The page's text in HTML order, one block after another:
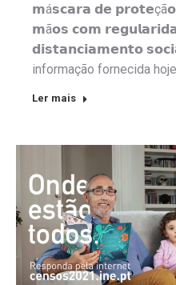
𝗺á𝘀𝗰𝗮𝗿𝗮 𝗱𝗲
𝗺ã𝗼𝘀 𝗰𝗼𝗺
𝗱𝗶𝘀𝘁𝗮𝗻𝗰𝗶𝗮𝗺𝗲𝗻𝘁𝗼
informação fornecida
Ler mais